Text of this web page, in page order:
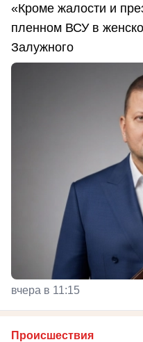
«Кроме жалости и
пленном ВСУ в
Залужного
вчера в 11:15
Происшествия